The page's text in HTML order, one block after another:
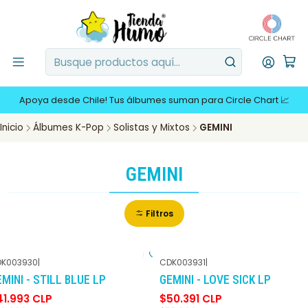
Apoya desde Chile! Tus álbumes suman para Circle Chart 📈
Inicio Álbumes K-Pop Solistas y Mixtos GEMINI
GEMINI
Filtros
DCTO
|
- STILL BLUE LP
CLP
-10%DCTO
CDK003931|
GEMINI - LOVE SICK LP
$50.391 CLP